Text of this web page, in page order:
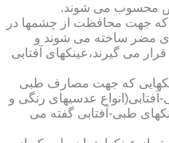
محسوب می شوند.
که جهت محافظت از چشمها در
مضر ساخته می شوند و
می گیرند،عینکهای آفتابی
که جهت مصارف طبی
آفتابی(انواع عدسیهای رنگی و
طبی-آفتابی گفته می